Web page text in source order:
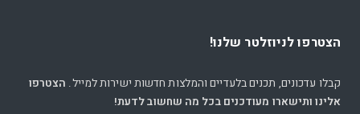
הצטרפו לניוזלטר שלנו!
קבלו עדכונים, תכנים בלעדיים והמלצות חדשות ישירות למייל. הצטרפו
אלינו ותישארו מעודכנים בכל מה שחשוב לדעת!